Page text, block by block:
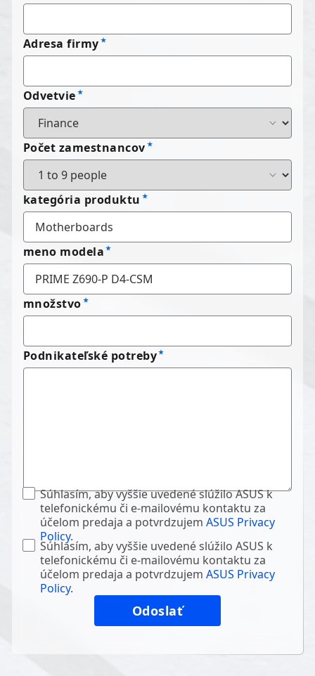
Adresa firmy
Odvetvie
Počet zamestnancov
kategória produktu
meno modela
množstvo
Podnikateľské potreby
Súhlasím, aby vyššie uvedené slúžilo ASUS k
telefonickému či e-mailovému kontaktu za
účelom predaja a potvrdzujem ASUS Privacy
Policy.
Súhlasím, aby vyššie uvedené slúžilo ASUS k
telefonickému či e-mailovému kontaktu za
účelom predaja a potvrdzujem ASUS Privacy
Policy.